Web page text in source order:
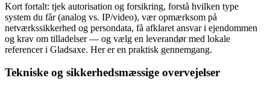
Kort fortalt: tjek autorisation og forsikring, forstå hvilken type
system du får (analog vs. IP/video), vær opmærksom på
netværkssikkerhed og persondata, få afklaret ansvar i ejendommen
og krav om tilladelser — og vælg en leverandør med lokale
referencer i Gladsaxe. Her er en praktisk gennemgang.
Tekniske og sikkerhedsmæssige overvejelser